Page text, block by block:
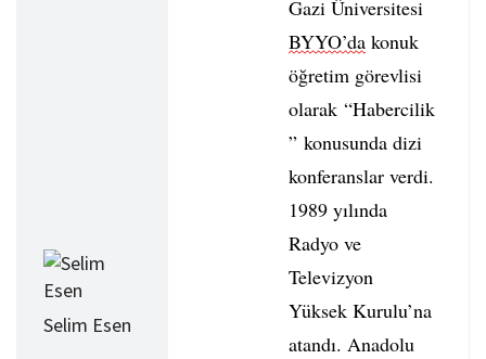
Selim Esen
Gazi Üniversitesi
BYYO’da konuk
öğretim görevlisi
olarak “Habercilik
” konusunda dizi
konferanslar verdi.
1989 yılında
Radyo ve
Televizyon
Yüksek Kurulu’na
atandı. Anadolu